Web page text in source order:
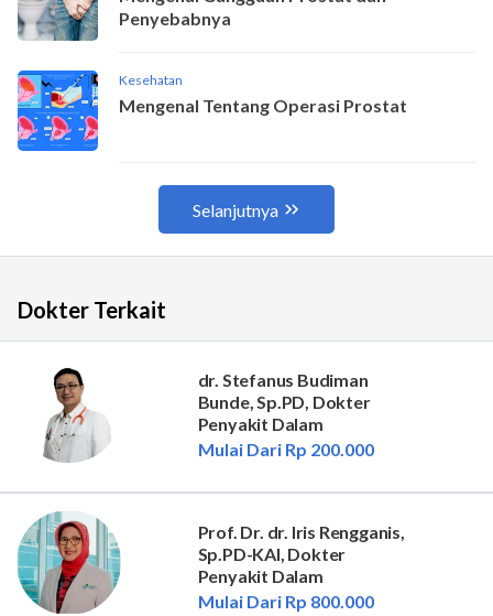
Dokter Terkait